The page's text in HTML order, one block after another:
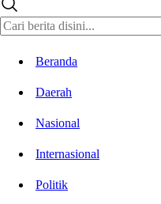
Beranda
Daerah
Nasional
Internasional
Politik